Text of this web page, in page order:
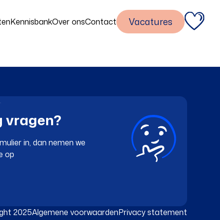
KennisbankOver onsContact Vacatures
Home
vragen?
in, dan nemen we
op
2025Algemene voorwaardenPrivacy statement